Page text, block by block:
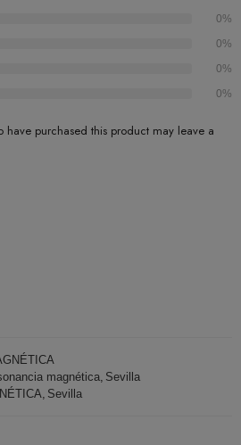
0%
0%
0%
0%
purchased this product may leave a
magnética Sevilla
Sevilla